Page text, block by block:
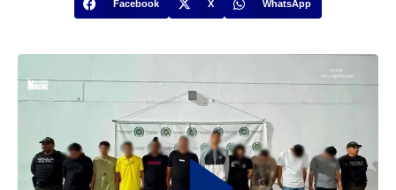
Facebook X WhatsApp